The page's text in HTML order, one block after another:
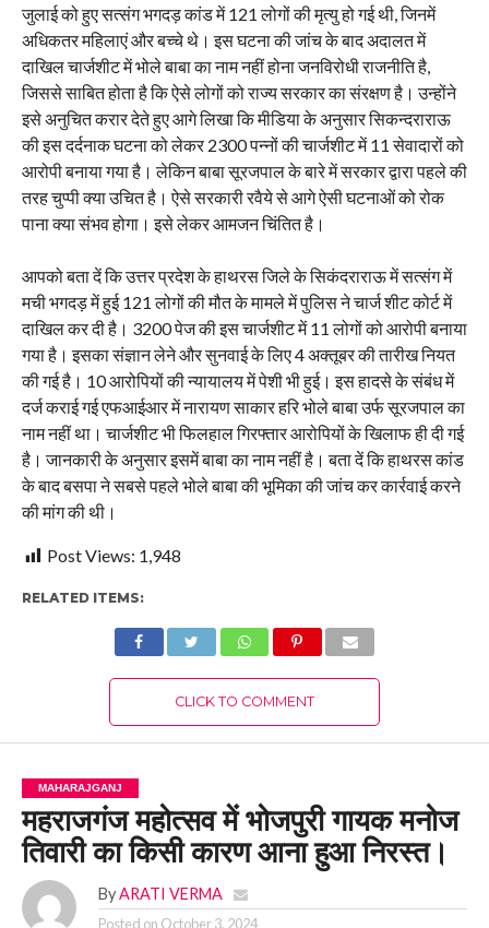
जुलाई को हुए सत्संग भगदड़ कांड में 121 लोगों की मृत्यु हो गई थी, जिनमें
अधिकतर महिलाएं और बच्चे थे। इस घटना की जांच के बाद अदालत में
दाखिल चार्जशीट में भोले बाबा का नाम नहीं होना जनविरोधी राजनीति है,
जिससे साबित होता है कि ऐसे लोगों को राज्य सरकार का संरक्षण है। उन्होंने
इसे अनुचित करार देते हुए आगे लिखा कि मीडिया के अनुसार सिकन्दराराऊ
की इस दर्दनाक घटना को लेकर 2300 पन्नों की चार्जशीट में 11 सेवादारों को
आरोपी बनाया गया है। लेकिन बाबा सूरजपाल के बारे में सरकार द्वारा पहले की
तरह चुप्पी क्या उचित है। ऐसे सरकारी रवैये से आगे ऐसी घटनाओं को रोक
पाना क्या संभव होगा। इसे लेकर आमजन चिंतित है।
आपको बता दें कि उत्तर प्रदेश के हाथरस जिले के सिकंदराराऊ में सत्संग में
मची भगदड़ में हुई 121 लोगों की मौत के मामले में पुलिस ने चार्ज शीट कोर्ट में
दाखिल कर दी है। 3200 पेज की इस चार्जशीट में 11 लोगों को आरोपी बनाया
गया है। इसका संज्ञान लेने और सुनवाई के लिए 4 अक्तूबर की तारीख नियत
की गई है। 10 आरोपियों की न्यायालय में पेशी भी हुई। इस हादसे के संबंध में
दर्ज कराई गई एफआईआर में नारायण साकार हरि भोले बाबा उर्फ सूरजपाल का
नाम नहीं था। चार्जशीट भी फिलहाल गिरफ्तार आरोपियों के खिलाफ ही दी गई
है। जानकारी के अनुसार इसमें बाबा का नाम नहीं है। बता दें कि हाथरस कांड
के बाद बसपा ने सबसे पहले भोले बाबा की भूमिका की जांच कर कार्रवाई करने
की मांग की थी।
Post Views: 1,948
RELATED ITEMS:
CLICK TO COMMENT
MAHARAJGANJ
महराजगंज महोत्सव में भोजपुरी गायक मनोज
तिवारी का किसी कारण आना हुआ निरस्त।
By ARATI VERMA
Posted on October 3, 2024